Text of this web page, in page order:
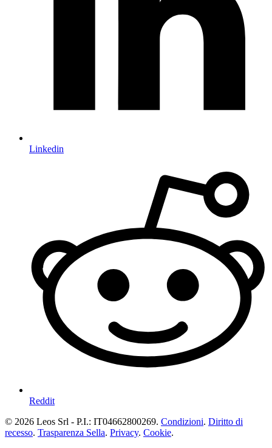
Linkedin
Reddit
© 2026 Leos Srl - P.I.: IT04662800269. Condizioni. Diritto di
recesso. Trasparenza Sella. Privacy. Cookie.